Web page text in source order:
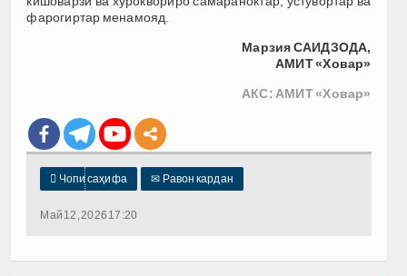
фарогиртар менамояд.
Марзия САИДЗОДА,
АМИТ «Ховар»
АКС: АМИТ «Ховар»
 Чопи саҳифа ✉ Равон кардан
Май 12, 2026 17:20